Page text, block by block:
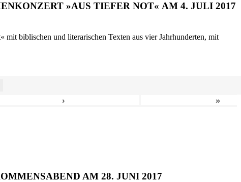
»AUS TIEFER NOT« AM 4. JULI 2017
biblischen und literarischen Texten aus vier Jahrhunderten, mit
› »
AM 28. JUNI 2017